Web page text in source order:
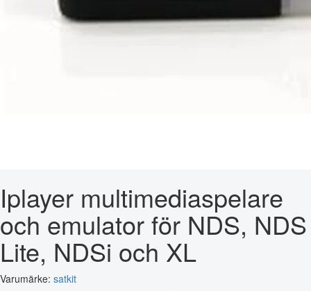
Iplayer multimediaspelare
och emulator för NDS, NDS
Lite, NDSi och XL
Varumärke: satkit